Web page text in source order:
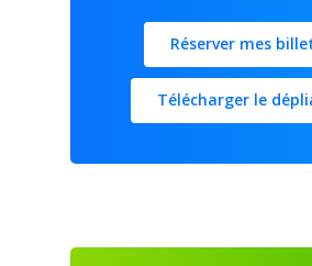
Réserver mes
Télécharger le